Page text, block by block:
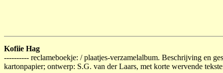
Kofiie Hag
---------- reclameboekje: / plaatjes-verzamelalbum. Beschrijving en
kartonpapier; ontwerp: S.G. van der Laars, met korte wervende